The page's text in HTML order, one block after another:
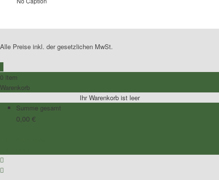
Alle Preise inkl. der gesetzlichen MwSt.
0 item
Warenkorb
Ihr Warenkorb ist leer
Summe gesamt
0,00 €